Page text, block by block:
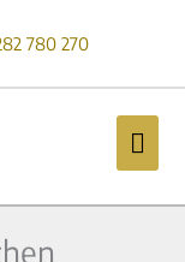
780 270